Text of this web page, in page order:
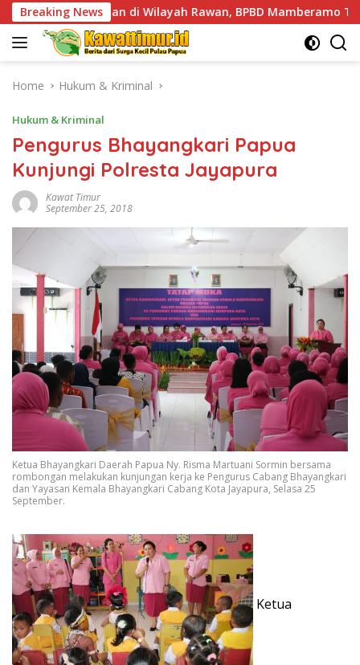
Skip
to
content
Breaking News
Wilayah Rawan, BPBD Mamberamo Tengah Arahkan
Home Hukum & Kriminal
Hukum & Kriminal
Pengurus Bhayangkari Papua
Kunjungi Polresta Jayapura
Kawat Timur
September 25, 2018
Ketua Bhayangkari Daerah Papua Ny. Risma Martuani Sormin bersama
rombongan melakukan kunjungan kerja ke Pengurus Cabang Bhayangkari
dan Yayasan Kemala Bhayangkari Cabang Kota Jayapura, Selasa 25
September.
Ketua